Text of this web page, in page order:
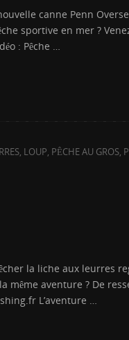
canne Penn
sportive en mer ?
: Pêche …
, LOUP, PÊCHE AU GROS,
la liche aux leurres
même aventure ? De
L’aventure …